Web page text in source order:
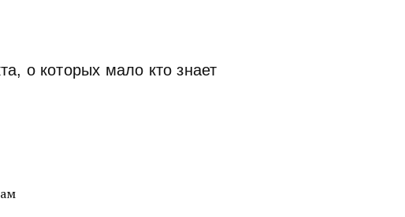
о которых мало кто знает